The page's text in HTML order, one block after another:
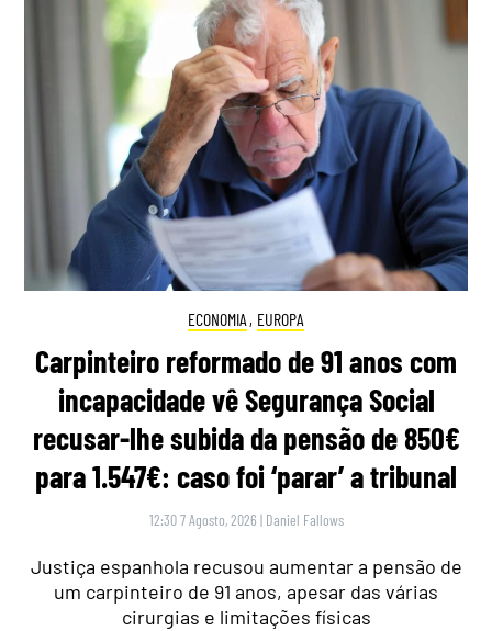
ECONOMIA , EUROPA
Carpinteiro reformado de 91 anos com
incapacidade vê Segurança Social
recusar-lhe subida da pensão de 850€
para 1.547€: caso foi ‘parar’ a tribunal
12:30 7 Agosto, 2026 | Daniel Fallows
Justiça espanhola recusou aumentar a pensão de
um carpinteiro de 91 anos, apesar das várias
cirurgias e limitações físicas